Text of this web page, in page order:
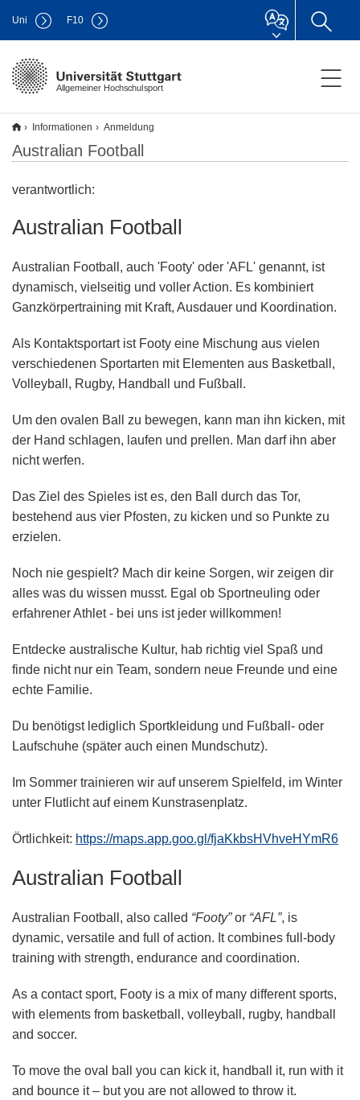
Allgemeiner Hochschulsport
Uni F10
Informationen Anmeldung
Australian Football
verantwortlich:
Australian Football
Australian Football , auch 'Footy' oder 'AFL' genannt, ist
dynamisch, vielseitig und voller Action. Es kombiniert
Ganzkörpertraining mit Kraft, Ausdauer und Koordination.
Als Kontaktsportart ist Footy eine Mischung aus vielen
verschiedenen Sportarten mit Elementen aus Basketball,
Volleyball, Rugby, Handball und Fußball.
Um den ovalen Ball zu bewegen, kann man ihn kicken, mit
der Hand schlagen, laufen und prellen. Man darf ihn aber
nicht werfen.
Das Ziel des Spieles ist es, den Ball durch das Tor,
bestehend aus vier Pfosten, zu kicken und so Punkte zu
erzielen.
Noch nie gespielt? Mach dir keine Sorgen, wir zeigen dir
alles was du wissen musst. Egal ob Sportneuling oder
erfahrener Athlet - bei uns ist jeder willkommen!
Entdecke australische Kultur, hab richtig viel Spaß und
finde nicht nur ein Team, sondern neue Freunde und eine
echte Familie.
Du benötigst lediglich Sportkleidung und Fußball- oder
Laufschuhe (später auch einen Mundschutz).
Im Sommer trainieren wir auf unserem Spielfeld, im Winter
unter Flutlicht auf einem Kunstrasenplatz.
Örtlichkeit: https://maps.app.goo.gl/fjaKkbsHVhveHYmR6
Australian Football
Australian Football , also called “Footy”or “AFL”, is
dynamic, versatile and full of action. It combines full-body
training with strength, endurance and coordination.
As a contact sport, Footy is a mix of many different sports,
with elements from basketball, volleyball, rugby, handball
and soccer.
To move the oval ball you can kick it, handball it, run with it
and bounce it – but you are not allowed to throw it.